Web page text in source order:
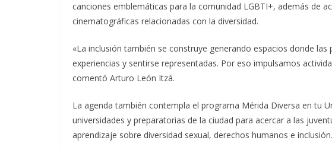
canciones emblemáticas para la comunidad LGBTI+, además de
cinematográficas relacionadas con la diversidad.
«La inclusión también se construye generando espacios donde
experiencias y sentirse representadas. Por eso impulsamos
comentó Arturo León Itzá.
La agenda también contempla el programa Mérida Diversa en tu
universidades y preparatorias de la ciudad para acercar a las
aprendizaje sobre diversidad sexual, derechos humanos e inclusión.